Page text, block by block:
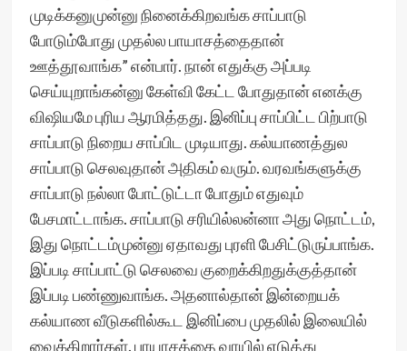
முடிக்கனுமுன்னு நினைக்கிறவங்க சாப்பாடு
போடும்போது முதல்ல பாயாசத்தைதான்
ஊத்தூவாங்க” என்பார். நான் எதுக்கு அப்படி
செய்யுறாங்கன்னு கேள்வி கேட்ட போதுதான் எனக்கு
விஷியமே புரிய ஆரமித்தது. இனிப்பு சாப்பிட்ட பிற்பாடு
சாப்பாடு நிறைய சாப்பிட முடியாது. கல்யாணத்துல
சாப்பாடு செலவுதான் அதிகம் வரும். வரவங்களுக்கு
சாப்பாடு நல்லா போட்டுட்டா போதும் எதுவும்
பேசமாட்டாங்க. சாப்பாடு சரியில்லன்னா அது நொட்டம்,
இது நொட்டம்முன்னு ஏதாவது புரளி பேசிட்டுருப்பாங்க.
இப்படி சாப்பாட்டு செலவை குறைக்கிறதுக்குத்தான்
இப்படி பண்ணுவாங்க. அதனால்தான் இன்றையக்
கல்யாண வீடுகளில்கூட இனிப்பை முதலில் இலையில்
வைக்கிறார்கள். பாயாசத்தை வாயில் எடுத்து